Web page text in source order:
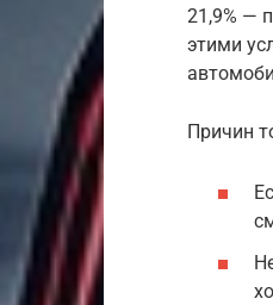
21,9% —
этими
Причин